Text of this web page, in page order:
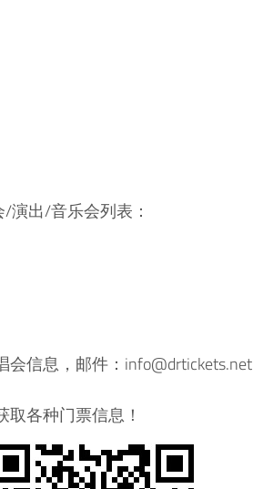
演出/音乐会列表：
信息，邮件：info@drtickets.net
各种门票信息！